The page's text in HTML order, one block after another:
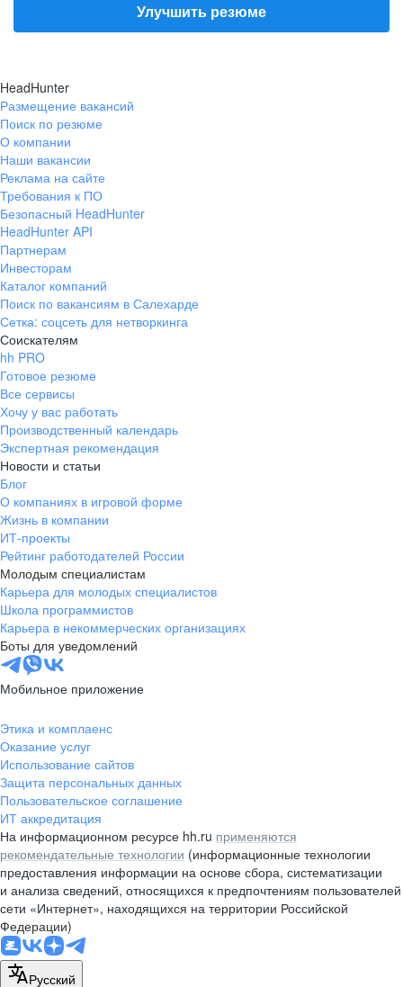
Улучшить резюме
HeadHunter
Размещение вакансий
Поиск по резюме
О компании
Наши вакансии
Реклама на сайте
Требования к ПО
Безопасный HeadHunter
HeadHunter API
Партнерам
Инвесторам
Каталог компаний
Поиск по вакансиям в Салехарде
Сетка: соцсеть для нетворкинга
Соискателям
hh PRO
Готовое резюме
Все сервисы
Хочу у вас работать
Производственный календарь
Экспертная рекомендация
Новости и статьи
Блог
О компаниях в игровой форме
Жизнь в компании
ИТ-проекты
Рейтинг работодателей России
Молодым специалистам
Карьера для молодых специалистов
Школа программистов
Карьера в некоммерческих организациях
Боты для уведомлений
Мобильное приложение
Этика и комплаенс
Оказание услуг
Использование сайтов
Защита персональных данных
Пользовательское соглашение
ИТ аккредитация
На информационном ресурсе hh.ru применяются
рекомендательные технологии (информационные технологии
предоставления информации на основе сбора, систематизации
и анализа сведений, относящихся к предпочтениям пользователей
сети «Интернет», находящихся на территории Российской
Федерации)
Русский